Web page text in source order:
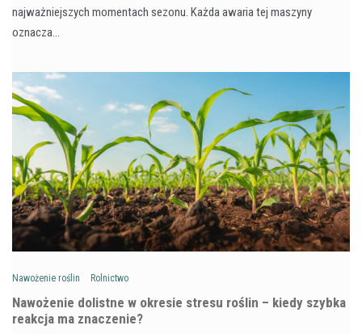
najważniejszych momentach sezonu. Każda awaria tej maszyny
oznacza…
Nawożenie roślin Rolnictwo
Nawożenie dolistne w okresie stresu roślin – kiedy szybka
reakcja ma znaczenie?